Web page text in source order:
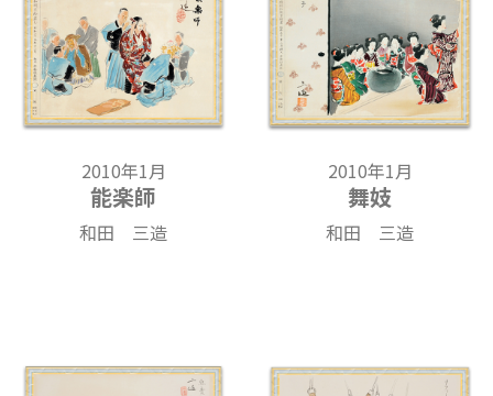
2010年1月
能楽師
和田 三造
2010年1月
舞妓
和田 三造